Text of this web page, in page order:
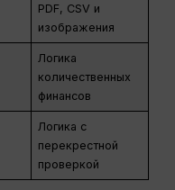
PDF, CSV и
изображения
Логика
количественных
финансов
Логика с
перекрестной
проверкой